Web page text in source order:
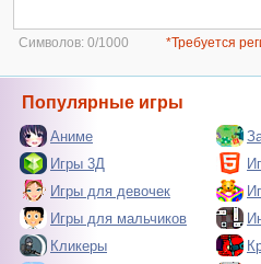
Символов: 0/1000 *Требуется
Популярные игры
Аниме
Игры 3Д
Игры для девочек
Игры для мальчиков
Кликеры